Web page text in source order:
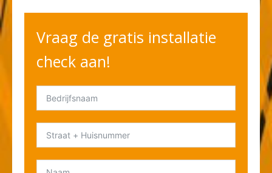
Vraag de gratis installatie
check aan!